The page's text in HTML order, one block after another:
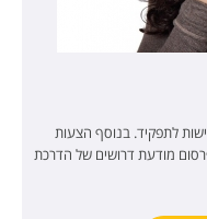
לתפקיד. בנוסף הצעות
מודעת דרושים של הדרכת